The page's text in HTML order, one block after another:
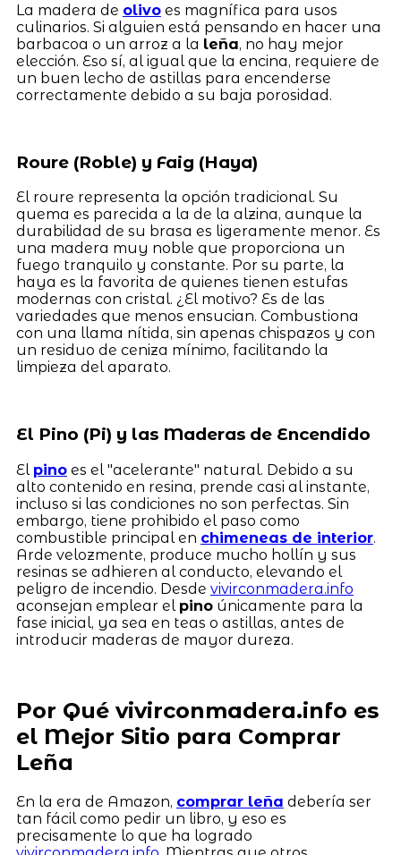
La madera de olivoes magnífica para usos
culinarios. Si alguien está pensando en hacer una
barbacoa o un arroz a la leña, no hay mejor
elección. Eso sí, al igual que la encina, requiere de
un buen lecho de astillas para encenderse
correctamente debido a su baja porosidad.
Roure (Roble) y Faig (Haya)
El roure representa la opción tradicional. Su
quema es parecida a la de la alzina, aunque la
durabilidad de su brasa es ligeramente menor. Es
una madera muy noble que proporciona un
fuego tranquilo y constante. Por su parte, la
haya es la favorita de quienes tienen estufas
modernas con cristal. ¿El motivo? Es de las
variedades que menos ensucian. Combustiona
con una llama nítida, sin apenas chispazos y con
un residuo de ceniza mínimo, facilitando la
limpieza del aparato.
El Pino (Pi) y las Maderas de Encendido
El pinoes el "acelerante" natural. Debido a su
alto contenido en resina, prende casi al instante,
incluso si las condiciones no son perfectas. Sin
embargo, tiene prohibido el paso como
combustible principal en chimeneas de interior.
Arde velozmente, produce mucho hollín y sus
resinas se adhieren al conducto, elevando el
peligro de incendio. Desde vivirconmadera.info
aconsejan emplear el pinoúnicamente para la
fase inicial, ya sea en teas o astillas, antes de
introducir maderas de mayor dureza.
Por Qué vivirconmadera.info es
el Mejor Sitio para Comprar
Leña
En la era de Amazon, comprar leña debería ser
tan fácil como pedir un libro, y eso es
precisamente lo que ha logrado